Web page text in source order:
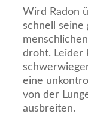
Wird Radon
schnell seine
droht. Leider
eine
von der
ausbreiten.